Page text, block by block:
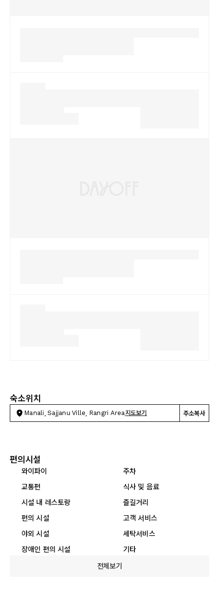
숙소위치
Manali, Sajjanu Ville, Rangri Area지도보기 주소복사
편의시설
와이파이
주차
교통편
식사 및 음료
시설 내 레스토랑
즐길거리
편의 시설
고객 서비스
야외 시설
세탁서비스
장애인 편의 시설
기타
전체보기